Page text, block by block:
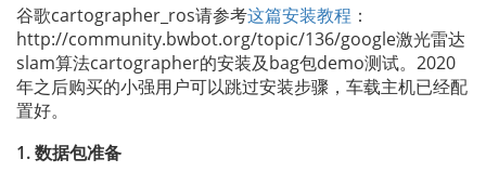
谷歌cartographer_ros请参考这篇安装教程 ：
http://community.bwbot.org/topic/136/google激光雷达
slam算法cartographer的安装及bag包demo测试。2020
年之后购买的小强用户可以跳过安装步骤，车载主机已经配
置好。
1. 数据包准备